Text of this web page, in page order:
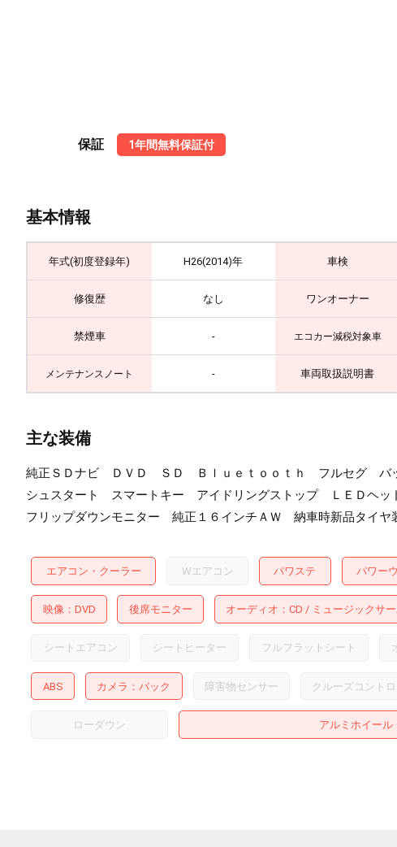
保証 1年間無料保証付
基本情報
年式(初度登録年) H26(2014)年 車検
修復歴 なし ワンオーナー
禁煙車 - エコカー減税対象車
メンテナンスノート - 車両取扱説明書
主な装備
純正ＳＤナビ ＤＶＤ ＳＤ Ｂｌｕｅｔｏｏｔｈ フルセグ バ
シュスタート スマートキー アイドリングストップ ＬＥＤヘ
フリップダウンモニター 純正１６インチＡＷ 納車時新品タイヤ
エアコン・クーラー Wエアコン パワステ パワー
映像 DVD 後席モニター オーディオ CD ミュージックサ
シートエアコン シートヒーター フルフラットシート
ABS カメラ バック 障害物センサー クルーズコント
ローダウン アルミホイール